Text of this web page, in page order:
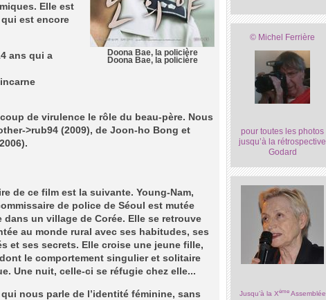
Doona Bae, la policière
Doona Bae, la policière
Elle est
est encore
ans qui a
de virulence le rôle du beau-père. Nous
>rub94 (2009), de Joon-ho Bong et
de ce film est la suivante. Young-Nam,
de police de Séoul est mutée
dans un village de Corée. Elle se retrouve
au monde rural avec ses habitudes, ses
et ses secrets. Elle croise une jeune fille,
dont le comportement singulier et solitaire
Une nuit, celle-ci se réfugie chez elle...
nous parle de l’identité féminine, sans
© Michel Ferrière
pour toutes les photos
jusqu’à la rétrospective
Godard
Jusqu’à la XèmeAssemblée